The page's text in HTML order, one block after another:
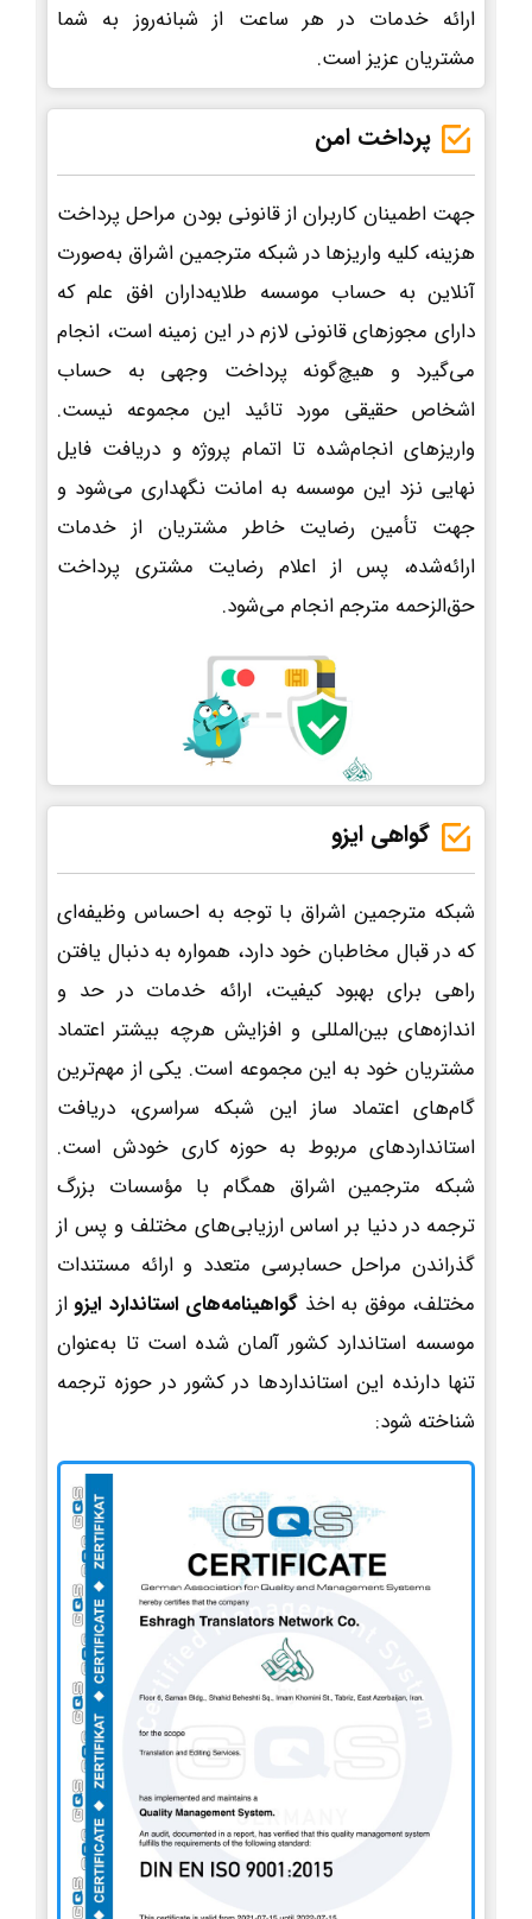
ارائه خدمات در هر ساعت از شبانه‌روز به شما
مشتریان عزیز است.
پرداخت امن
جهت اطمینان کاربران از قانونی بودن مراحل پرداخت
هزینه، کلیه واریزها در شبکه مترجمین اشراق به‌صورت
آنلاین به حساب موسسه طلایه‌داران افق علم که
دارای مجوزهای قانونی لازم در این زمینه است، انجام
می‌گیرد و هیچ‌گونه پرداخت وجهی به حساب
اشخاص حقیقی مورد تائید این مجموعه نیست.
واریزهای انجام‌شده تا اتمام پروژه و دریافت فایل
نهایی نزد این موسسه به امانت نگهداری می‌شود و
جهت تأمین رضایت خاطر مشتریان از خدمات
ارائه‌شده، پس از اعلام رضایت مشتری پرداخت
حق‌الزحمه مترجم انجام می‌شود.
گواهی ایزو
شبکه مترجمین اشراق با توجه به احساس وظیفه‌ای
که در قبال مخاطبان خود دارد، همواره به دنبال یافتن
راهی برای بهبود کیفیت، ارائه خدمات در حد و
اندازه‌های بین‌المللی و افزایش هرچه بیشتر اعتماد
مشتریان خود به این مجموعه است. یکی از مهم‌ترین
گام‌های اعتماد ساز این شبکه سراسری، دریافت
استانداردهای مربوط به حوزه کاری خودش است.
شبکه مترجمین اشراق همگام با مؤسسات بزرگ
ترجمه در دنیا بر اساس ارزیابی‌های مختلف و پس از
گذراندن مراحل حسابرسی متعدد و ارائه مستندات
مختلف، موفق به اخذ گواهینامه‌های استاندارد ایزو از
موسسه استاندارد کشور آلمان شده است تا به‌عنوان
تنها دارنده این استانداردها در کشور در حوزه ترجمه
شناخته شود: